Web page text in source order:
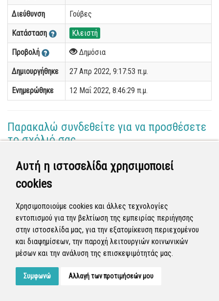
Αυτή η ιστοσελίδα χρησιμοποιεί
cookies
Χρησιμοποιούμε cookies και άλλες τεχνολογίες
εντοπισμού για την βελτίωση της εμπειρίας περιήγησης
στην ιστοσελίδα μας, για την εξατομίκευση περιεχομένου
και διαφημίσεων, την παροχή λειτουργιών κοινωνικών
μέσων και την ανάλυση της επισκεψιμότητάς μας.
Συμφωνώ Αλλαγή των προτιμήσεών μου
Διεύθυνση Γούβες
Κατάσταση Κλειστή
Προβολή Δημόσια
Δημιουργήθηκε 27 Απρ 2022, 9:17:53 π.μ.
Ενημερώθηκε 12 Μαΐ 2022, 8:46:29 π.μ.
Παρακαλώ συνδεθείτε για να προσθέσετε
το σχόλιό σας
Γεωργία Κωνσταντάγκα
(Επόπτης)
Ολοκληρώθηκε η διεκπεραίωση της αναφοράς από
τον Δήμο.
Κλειστή